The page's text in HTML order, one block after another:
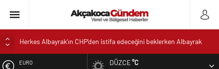
Herkes Albayrak’ın CHP’den istifa edeceğini beklerken Albayrak
Akçakoca’da Dev Uyuşturucu Operasyonu: 1 Tutuklama, 3
EURO DÜZCE°C